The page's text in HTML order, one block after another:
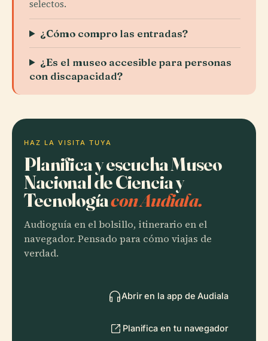
selectos.
¿Cómo compro las entradas?
¿Es el museo accesible para personas
con discapacidad?
HAZ LA VISITA TUYA
Planifica y escucha Museo
Nacional de Ciencia y
Tecnologíacon Audiala.
Audioguía en el bolsillo, itinerario en el
navegador. Pensado para cómo viajas de
verdad.
Abrir en la app de Audiala
Planifica en tu navegador